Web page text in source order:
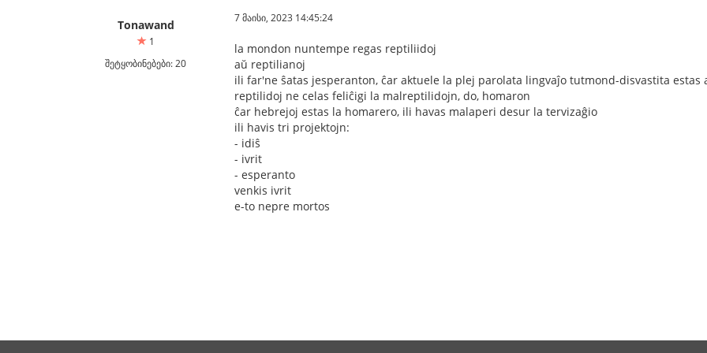
Tonawand
1
შეტყობინებები: 20
7 მაისი, 2023 14:45:24
la mondon nuntempe regas reptiliidoj
aŭ reptilianoj
ili far'ne ŝatas jesperanton, ĉar aktuele la plej parolata lingvaĵo tutmond-disvastita estas
reptilidoj ne celas feliĉigi la malreptilidojn, do, homaron
ĉar hebrejoj estas la homarero, ili havas malaperi desur la tervizaĝio
ili havis tri projektojn:
- idiŝ
- ivrit
- esperanto
venkis ivrit
e-to nepre mortos